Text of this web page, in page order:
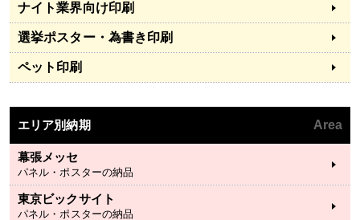
ナイト業界向け印刷
選挙ポスター・為書き印刷
ペット印刷
エリア別納期 Area
幕張メッセ
パネル・ポスターの納品
東京ビックサイト
パネル・ポスターの納品